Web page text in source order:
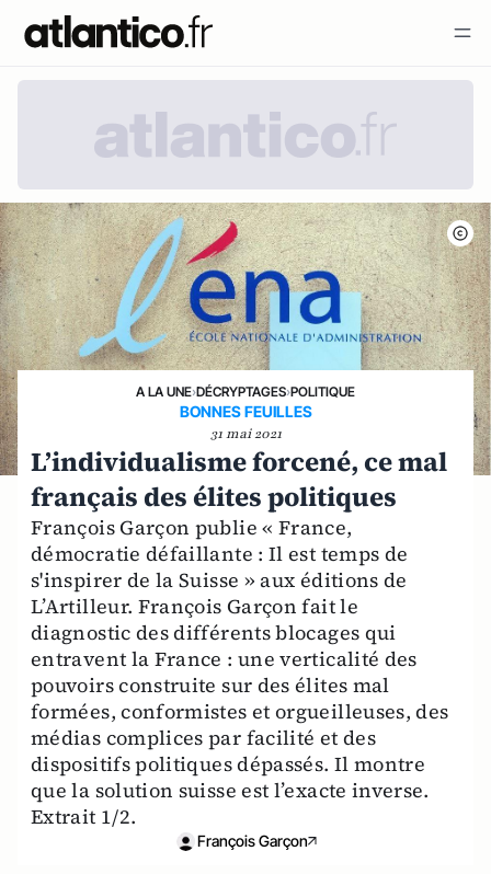
A LA UNE›DÉCRYPTAGES›POLITIQUE
BONNES FEUILLES
31 mai 2021
L’individualisme forcené, ce mal
français des élites politiques
François Garçon publie « France,
démocratie défaillante : Il est temps de
s'inspirer de la Suisse » aux éditions de
L’Artilleur. François Garçon fait le
diagnostic des différents blocages qui
entravent la France : une verticalité des
pouvoirs construite sur des élites mal
formées, conformistes et orgueilleuses, des
médias complices par facilité et des
dispositifs politiques dépassés. Il montre
que la solution suisse est l’exacte inverse.
Extrait 1/2.
François Garçon